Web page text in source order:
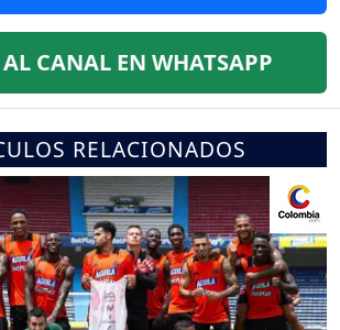
CANAL EN WHATSAPP
RELACIONADOS